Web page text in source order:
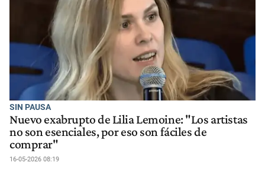
SIN PAUSA
Nuevo exabrupto de Lilia Lemoine: "Los artistas
no son esenciales, por eso son fáciles de
comprar"
16-05-2026 08:19